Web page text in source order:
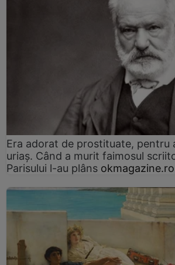
Era adorat de prostituate, pentru
uriaș. Când a murit faimosul
Parisului l-au plâns okmagazine.ro